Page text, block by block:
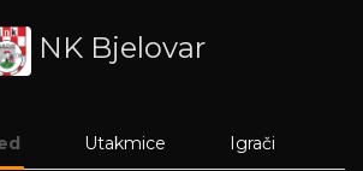
NK Bjelovar
Utakmice Igrači